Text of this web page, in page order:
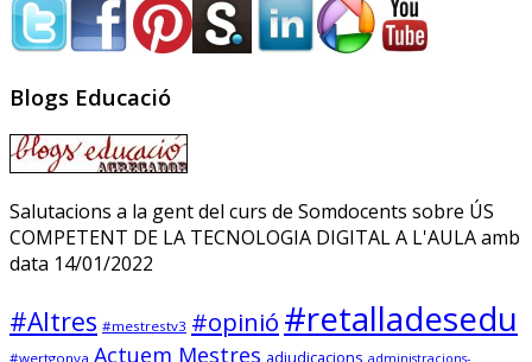
2y
Andrea Galaxina
Esta mañana he leído el artículo
que han publicado hoy en El País
ha suicidado tras sufrir bullying en
el instituto. Como a cualquiera ese
Blogs Educació
Salutacions a la gent del curs de Somdocents sobre ÚS
COMPETENT DE LA TECNOLOGIA DIGITAL A L'AULA amb
data 14/01/2022
#Altres #mestrestv3 #opinió #retalladesedu
#wertgonya Actuem Mestres adjudicacions administracions-